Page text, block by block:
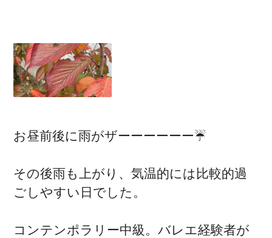
お昼前後に雨がザーーーーーー☔️
その後雨も上がり、気温的には比較的過
ごしやすい日でした。
コンテンポラリー中級。バレエ経験者が